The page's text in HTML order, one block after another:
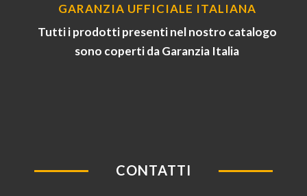
GARANZIA UFFICIALE ITALIANA
Tutti i prodotti presenti nel nostro catalogo
sono coperti da Garanzia Italia
CONTATTI